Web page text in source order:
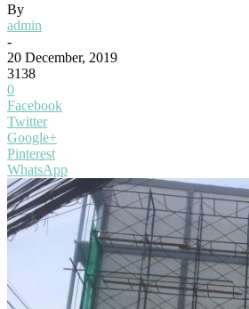
By
admin
-
20 December, 2019
3138
0
Facebook
Twitter
Google+
Pinterest
WhatsApp